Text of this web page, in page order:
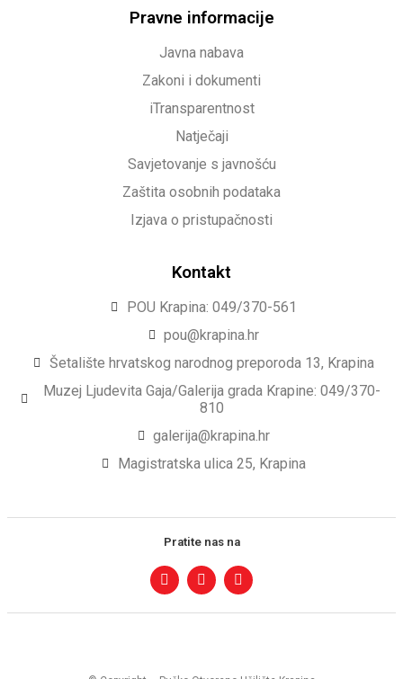
Pravne informacije
Javna nabava
Zakoni i dokumenti
iTransparentnost
Natječaji
Savjetovanje s javnošću
Zaštita osobnih podataka
Izjava o pristupačnosti
Kontakt
POU Krapina: 049/370-561
pou@krapina.hr
Šetalište hrvatskog narodnog preporoda 13, Krapina
Muzej Ljudevita Gaja/Galerija grada Krapine: 049/370-
810
galerija@krapina.hr
Magistratska ulica 25, Krapina
Pratite nas na